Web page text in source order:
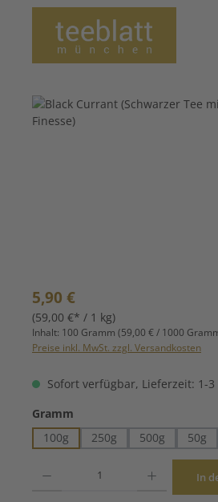
Bildergalerie überspringen
Regulärer Preis:
5,90 €
(59,00 €* / 1 kg)
Inhalt: 100 Gramm (59,00 € / 1000
Preise inkl. MwSt. zzgl. Versandkosten
Sofort verfügbar, Lieferzeit: 1-3
Gramm
100g
250g 500g 50g
In